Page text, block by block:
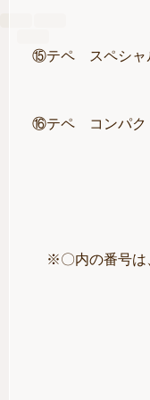
⑮テペ スペシャ
⑯テペ コンパク
※〇内の番号は